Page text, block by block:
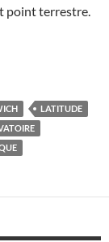
point terrestre.
LATITUDE